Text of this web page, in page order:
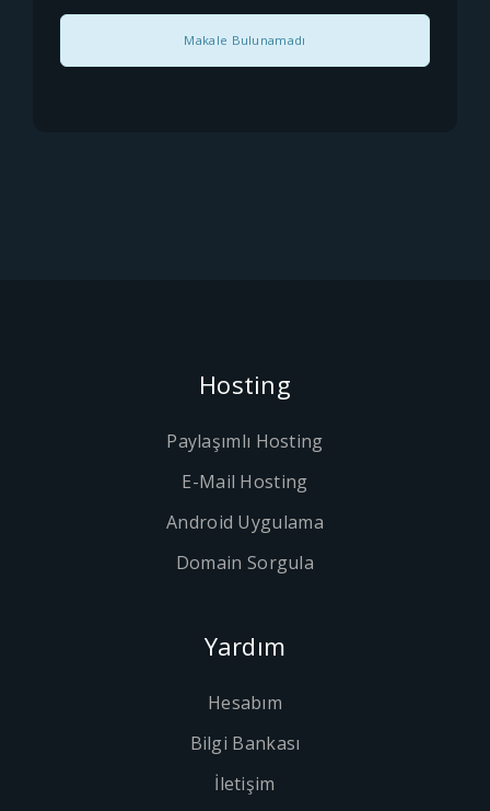
Makale Bulunamadı
Hosting
Paylaşımlı Hosting
E-Mail Hosting
Android Uygulama
Domain Sorgula
Yardım
Hesabım
Bilgi Bankası
İletişim